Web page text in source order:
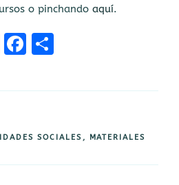
o pinchando aquí.
G
F
ce
o
m
a
SOCIALES , MATERIALES